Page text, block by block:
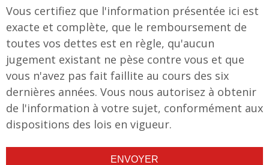
Vous certifiez que l'information présentée ici est
exacte et complète, que le remboursement de
toutes vos dettes est en règle, qu'aucun
jugement existant ne pèse contre vous et que
vous n'avez pas fait faillite au cours des six
dernières années. Vous nous autorisez à obtenir
de l'information à votre sujet, conformément aux
dispositions des lois en vigueur.
ENVOYER